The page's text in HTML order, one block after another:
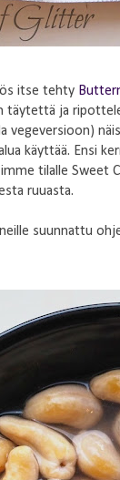
itse tehty
ja
vegeversioon)
käyttää. Ensi
tilalle Sweet
ruuasta.
suunnattu